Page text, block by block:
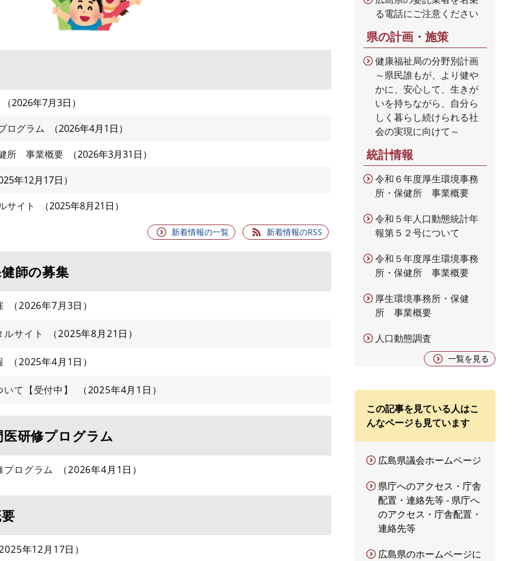
2026年7月3日
ログラム
2026年4月1日
所 事業概要
2026年3月31日
年12月17日
サイト
2025年8月21日
新着情報の一覧 新着情報のRSS
師の募集
2026年7月3日
サイト 2025年8月21日
2025年4月1日
て【受付中】 2025年4月1日
研修プログラム
プログラム 2026年4月1日
年12月17日
る電話にご注意ください
県の計画・施策
健康福祉局の分野別計画
～県民誰もが、より健や
かに、安心して、生きが
いを持ちながら、自分ら
しく暮らし続けられる社
会の実現に向けて～
統計情報
令和６年度厚生環境事務
所・保健所 事業概要
令和５年人口動態統計年
報第５２号について
令和５年度厚生環境事務
所・保健所 事業概要
厚生環境事務所・保健
所 事業概要
人口動態調査
一覧を見る
この記事を見ている人はこ
んなページも見ています
広島県議会ホームページ
県庁へのアクセス・庁舎
配置・連絡先等 - 県庁へ
のアクセス・庁舎配置・
連絡先等
広島県のホームページに